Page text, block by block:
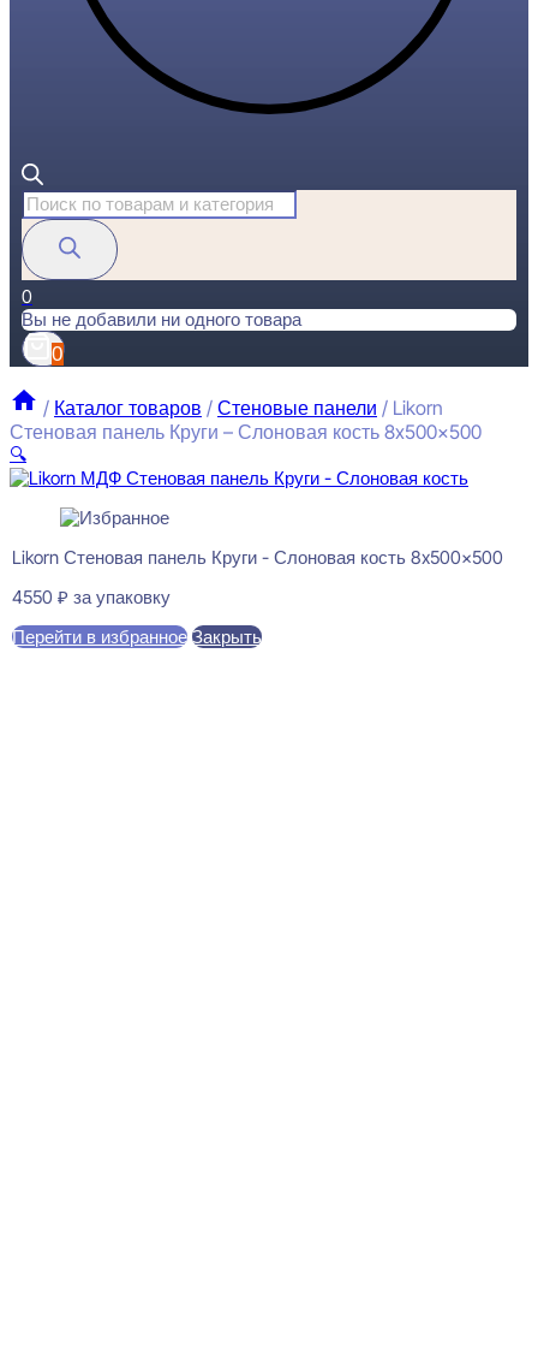
Поиск
товаров
0
Вы не добавили ни одного товара
0
/ Каталог товаров / Стеновые панели / Likorn
Стеновая панель Круги – Слоновая кость 8x500x500
🔍
Likorn Стеновая панель Круги - Слоновая кость 8x500x500
4550 ₽ за упаковку
Перейти в избранное Закрыть